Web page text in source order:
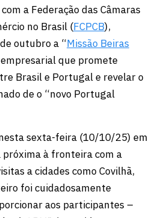
a Federação das Câmaras
no Brasil (FCPCB),
outubro a “Missão Beiras
que promete
Brasil e Portugal e revelar o
de o “novo Portugal
sexta-feira (10/10/25) em
próxima à fronteira com a
a cidades como Covilhã,
foi cuidadosamente
aos participantes –